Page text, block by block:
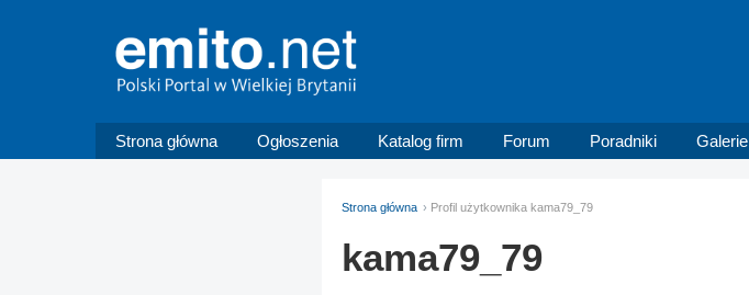
Strona główna Ogłoszenia Katalog firm Forum Poradniki Galerie
Strona główna Profil użytkownika kama79_79
kama79_79